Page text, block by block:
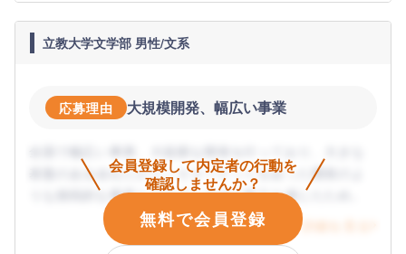
立教大学文学部 男性/文系
応募理由 大規模開発、幅広い事業
基盤のある会社だからこそターゲットを絞った開発のよ
うな挑戦的な事業もできている点に魅力を感じたため。
詳細を見る
会員登録して内定者の行動を
確認しませんか？
無料で会員登録